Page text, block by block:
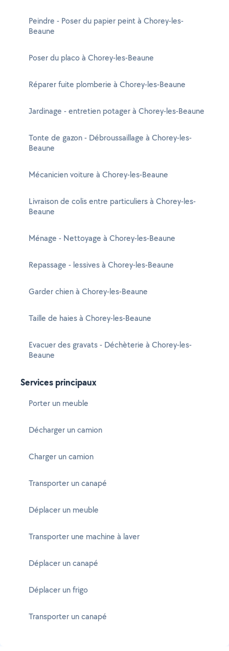
Peindre - Poser du papier peint à Chorey-les-
Beaune
Poser du placo à Chorey-les-Beaune
Réparer fuite plomberie à Chorey-les-Beaune
Jardinage - entretien potager à Chorey-les-Beaune
Tonte de gazon - Débroussaillage à Chorey-les-
Beaune
Mécanicien voiture à Chorey-les-Beaune
Livraison de colis entre particuliers à Chorey-les-
Beaune
Ménage - Nettoyage à Chorey-les-Beaune
Repassage - lessives à Chorey-les-Beaune
Garder chien à Chorey-les-Beaune
Taille de haies à Chorey-les-Beaune
Evacuer des gravats - Déchèterie à Chorey-les-
Beaune
Services principaux
Porter un meuble
Décharger un camion
Charger un camion
Transporter un canapé
Déplacer un meuble
Transporter une machine à laver
Déplacer un canapé
Déplacer un frigo
Transporter un canapé